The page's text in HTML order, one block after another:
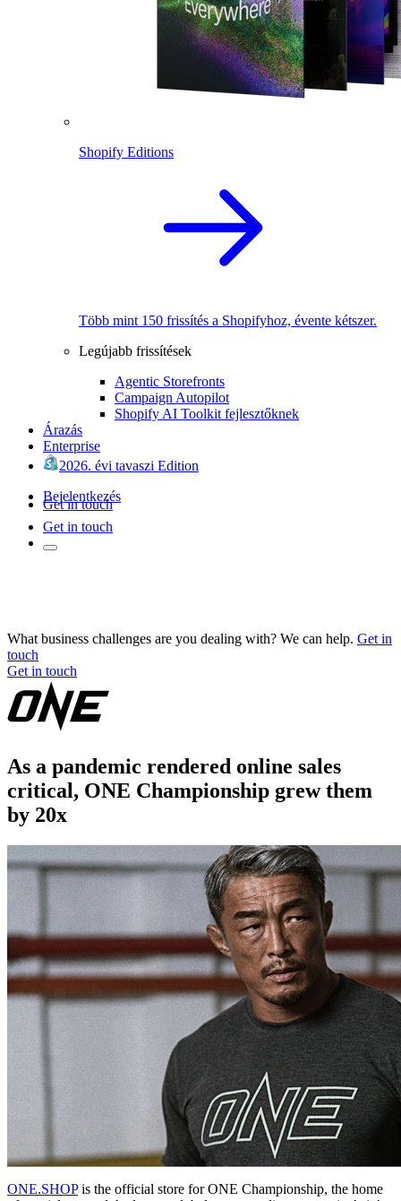
Shopify Editions
Több mint 150 frissítés a Shopifyhoz, évente kétszer.
Legújabb frissítések
Agentic Storefronts
Campaign Autopilot
Shopify AI Toolkit fejlesztőknek
Árazás
Enterprise
2026. évi tavaszi Edition
Bejelentkezés
Get in touch
Get in touch
What business challenges are you dealing with? We can help. Get in
touch
Get in touch
As a pandemic rendered online sales
critical, ONE Championship grew them
by 20x
ONE.SHOPis the official store for ONE Championship, the home